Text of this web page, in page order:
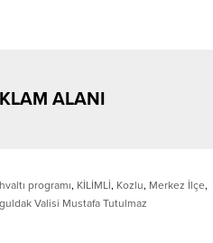
ALANI
programı, KİLİMLİ, Kozlu, Merkez İlçe,
Valisi Mustafa Tutulmaz